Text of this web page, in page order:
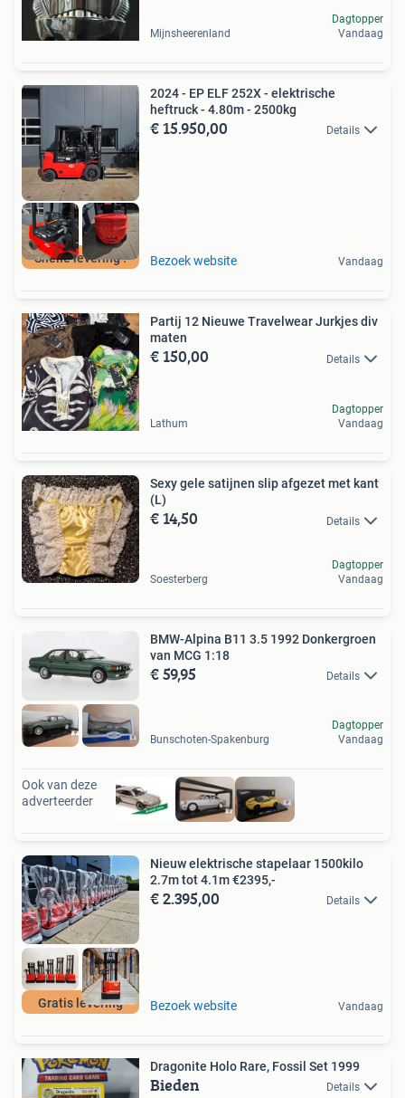
Mijnsheerenland
Dagtopper
Vandaag
Snelle levering !
2024 - EP ELF 252X - elektrische
heftruck - 4.80m - 2500kg
€ 15.950,00 Details
Bezoek website Vandaag
Partij 12 Nieuwe Travelwear Jurkjes div
maten
€ 150,00 Details
Lathum
Dagtopper
Vandaag
Sexy gele satijnen slip afgezet met kant
(L)
€ 14,50 Details
Soesterberg
Dagtopper
Vandaag
BMW-Alpina B11 3.5 1992 Donkergroen
van MCG 1:18
€ 59,95 Details
Bunschoten-Spakenburg
Dagtopper
Vandaag
Ook van deze
adverteerder
Gratis levering
Nieuw elektrische stapelaar 1500kilo
2.7m tot 4.1m €2395,-
€ 2.395,00 Details
Bezoek website Vandaag
Dragonite Holo Rare, Fossil Set 1999
Bieden Details